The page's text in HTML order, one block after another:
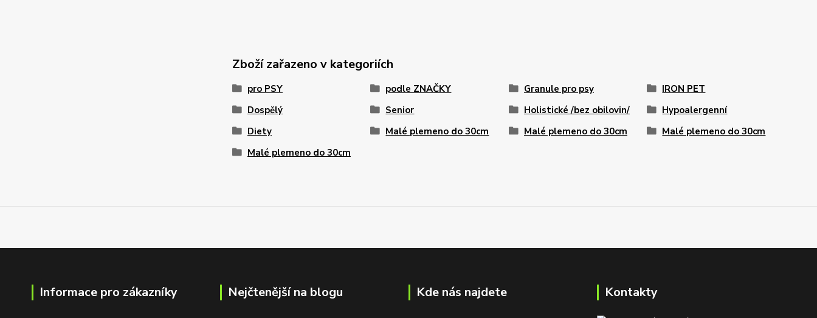
Zboží zařazeno v kategoriích
pro PSY podle ZNAČKY Granule pro psy
IRON PET
Dospělý
Senior Holistické /bez obilovin/
Hypoalergenní
Diety
Malé plemeno do 30cm Malé plemeno do 30cm
Malé plemeno do 30cm
Malé plemeno do 30cm
Informace pro zákazníky Nejčtenější na blogu Kde nás najdete Kontakty